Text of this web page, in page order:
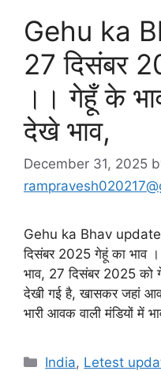
Gehu ka
27 दिसंबर
।। गेहूँ के
देखे भाव,
December 31, 2025
Gehu ka Bhav
दिसंबर 2025 गेहूं का भाव
भाव, 27 दिसंबर 2025 को
देखी गई है, खासकर जहां
भारी आवक वाली मंडियों में
Categories
India, Letest